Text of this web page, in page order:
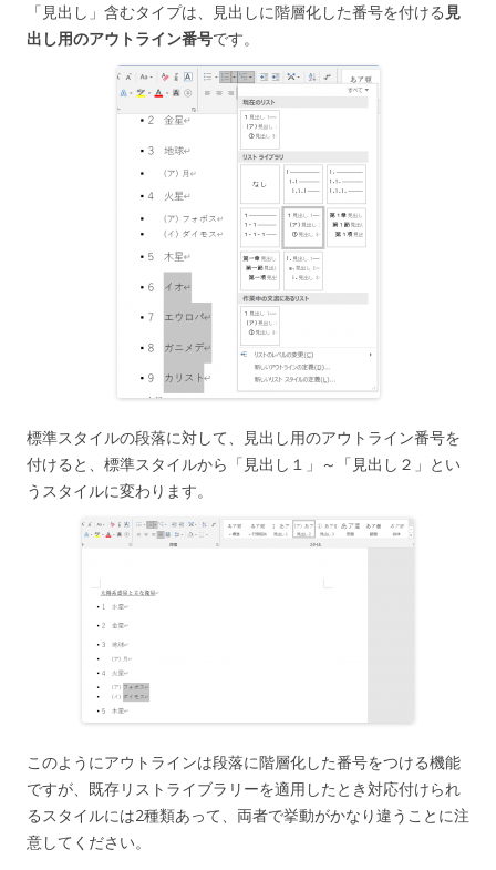
「見出し」含むタイプは、見出しに階層化した番号を付ける 見
出し用のアウトライン番号です。
標準スタイルの段落に対して、見出し用のアウトライン番号を
付けると、標準スタイルから「見出し１」～「見出し２」とい
うスタイルに変わります。
このようにアウトラインは段落に階層化した番号をつける機能
ですが、既存リストライブラリーを適用したとき対応付けられ
るスタイルには2種類あって、両者で挙動がかなり違うことに注
意してください。